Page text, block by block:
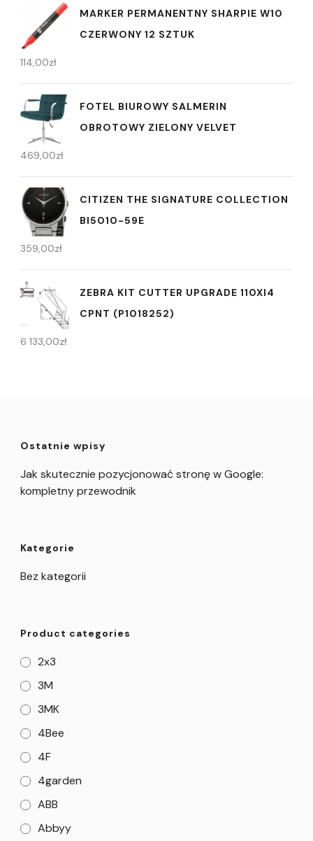
MARKER PERMANENTNY SHARPIE W10
CZERWONY 12 SZTUK
114,00zł
FOTEL BIUROWY SALMERIN
OBROTOWY ZIELONY VELVET
469,00zł
CITIZEN THE SIGNATURE COLLECTION
BI5010-59E
359,00zł
ZEBRA KIT CUTTER UPGRADE 110XI4
CPNT (P1018252)
6 133,00zł
Ostatnie wpisy
Jak skutecznie pozycjonować stronę w Google:
kompletny przewodnik
Kategorie
Bez kategorii
Product categories
2x3
3M
3MK
4Bee
4F
4garden
ABB
Abbyy